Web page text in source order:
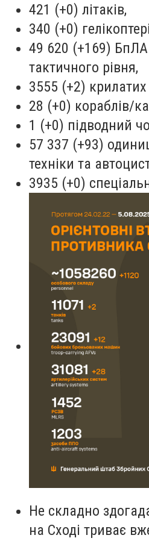
421 (+0) літаків,
340 (+0)
49 620 (+169)
тактичного рівня,
3555 (+2) крилатих
28 (+0) кораблів/
1 (+0) підводний
57 337 (+93)
техніки та
3935 (+0)
Не складно
на Сході триває